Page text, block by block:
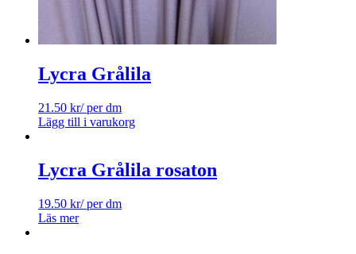
Lycra Grålila
21.50 kr/ per dm
Lägg till i varukorg
Lycra Grålila rosaton
19.50 kr/ per dm
Läs mer